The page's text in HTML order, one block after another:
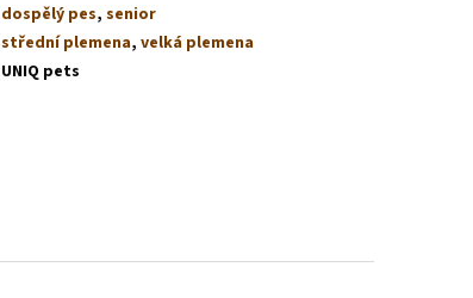
dospělý pes,senior
střední plemena,velká plemena
UNIQ pets